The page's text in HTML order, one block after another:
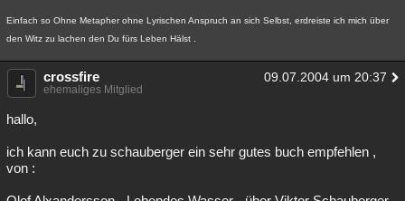
Einfach so Ohne Metapher ohne Lyrischen Anspruch an sich Selbst, erdreiste ich mich über
den Witz zu lachen den Du fürs Leben Hälst .
crossfire 09.07.2004 um 20:37
ehemaliges Mitglied
hallo,
ich kann euch zu schauberger ein sehr gutes buch empfehlen ,
von :